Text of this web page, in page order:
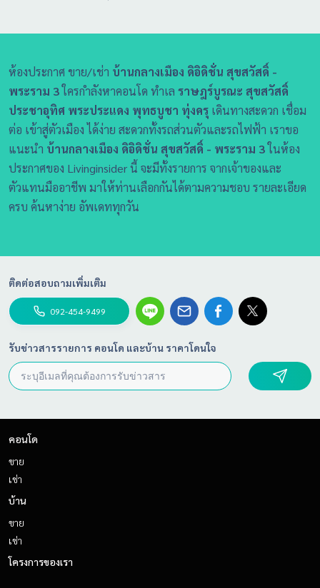
ห้องประกาศ ขาย/เช่า บ้านกลางเมือง ดิอิดิชั่น สุขสวัสดิ์ -
พระราม 3ใครกำลังหาคอนโด ทำเล ราษฎร์บูรณะ สุขสวัสดิ์
ประชาอุทิศ พระประแดง พุทธบูชา ทุ่งครุ เดินทางสะดวก เชื่อม
ต่อ เข้าสู่ตัวเมือง ได้ง่าย สะดวกทั้งรถส่วนตัวและรถไฟฟ้า เราขอ
แนะนำ บ้านกลางเมือง ดิอิดิชั่น สุขสวัสดิ์ - พระราม 3ในห้อง
ประกาศของ Livinginsider นี้ จะมีทั้งรายการ จากเจ้าของและ
ตัวแทนมืออาชีพ มาให้ท่านเลือกกันได้ตามความชอบ รายละเอียด
ครบ ค้นหาง่าย อัพเดททุกวัน
ติดต่อสอบถามเพิ่มเติม
092-454-9499
รับข่าวสารรายการ คอนโด และบ้าน ราคาโดนใจ
คอนโด
ขาย
เช่า
บ้าน
ขาย
เช่า
โครงการของเรา